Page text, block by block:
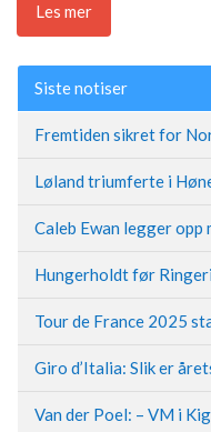
Les mer
Siste notiser
Caleb Ewan legger opp
Giro d’Italia: Slik er
Van der Poel: – VM i